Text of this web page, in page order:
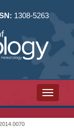
1308-5263
Toggle